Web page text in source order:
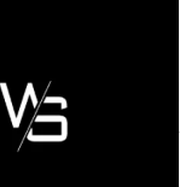
konsumenta